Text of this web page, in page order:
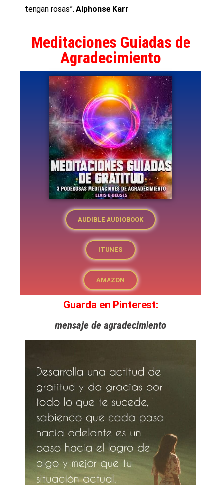
tengan rosas”. Alphonse Karr
Meditaciones Guiadas de
Agradecimiento
AUDIBLE AUDIOBOOK
ITUNES
AMAZON
Guarda en Pinterest:
mensaje de agradecimiento